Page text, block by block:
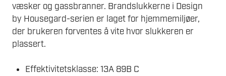
væsker og gassbranner. Brandslukkerne i Design
by Housegard-serien er laget for hjemmemiljøer,
der brukeren forventes å vite hvor slukkeren er
plassert.
Effektivitetsklasse: 13A 89B C